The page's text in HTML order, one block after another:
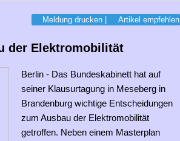
Meldung drucken Artikel empfehlen
der Elektromobilität
Berlin - Das Bundeskabinett hat auf
seiner Klausurtagung in Meseberg in
Brandenburg wichtige Entscheidungen
zum Ausbau der Elektromobilität
getroffen. Neben einem Masterplan